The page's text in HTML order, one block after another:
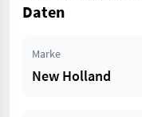
Daten
Marke
New Holland